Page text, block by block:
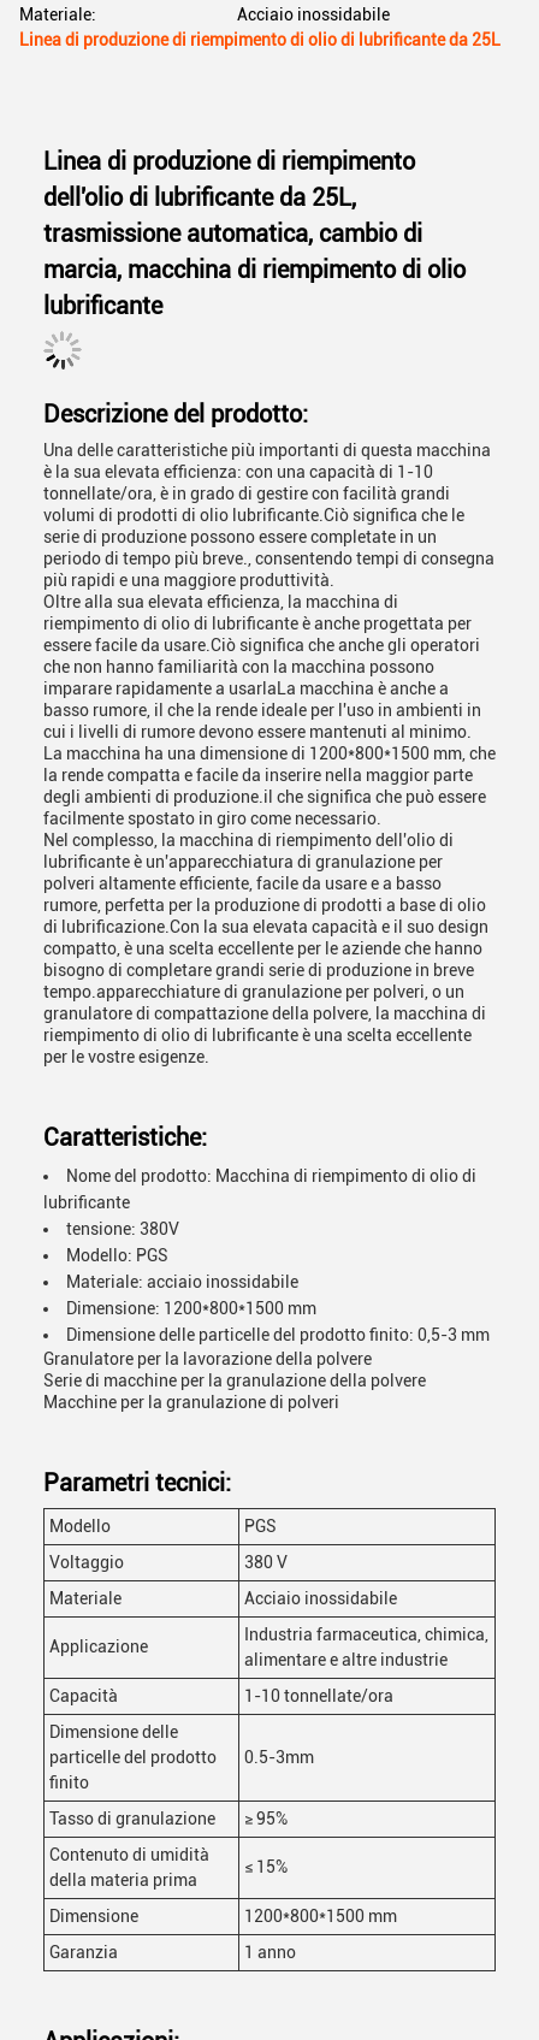
Materiale:
Acciaio inossidabile
Linea di produzione di riempimento di olio di lubrificante da 25L
Linea di produzione di riempimento
dell'olio di lubrificante da 25L,
trasmissione automatica, cambio di
marcia, macchina di riempimento di olio
lubrificante
Descrizione del prodotto:
Una delle caratteristiche più importanti di questa macchina
è la sua elevata efficienza: con una capacità di 1-10
tonnellate/ora, è in grado di gestire con facilità grandi
volumi di prodotti di olio lubrificante.Ciò significa che le
serie di produzione possono essere completate in un
periodo di tempo più breve., consentendo tempi di consegna
più rapidi e una maggiore produttività.
Oltre alla sua elevata efficienza, la macchina di
riempimento di olio di lubrificante è anche progettata per
essere facile da usare.Ciò significa che anche gli operatori
che non hanno familiarità con la macchina possono
imparare rapidamente a usarlaLa macchina è anche a
basso rumore, il che la rende ideale per l'uso in ambienti in
cui i livelli di rumore devono essere mantenuti al minimo.
La macchina ha una dimensione di 1200*800*1500 mm, che
la rende compatta e facile da inserire nella maggior parte
degli ambienti di produzione.il che significa che può essere
facilmente spostato in giro come necessario.
Nel complesso, la macchina di riempimento dell'olio di
lubrificante è un'apparecchiatura di granulazione per
polveri altamente efficiente, facile da usare e a basso
rumore, perfetta per la produzione di prodotti a base di olio
di lubrificazione.Con la sua elevata capacità e il suo design
compatto, è una scelta eccellente per le aziende che hanno
bisogno di completare grandi serie di produzione in breve
tempo.apparecchiature di granulazione per polveri, o un
granulatore di compattazione della polvere, la macchina di
riempimento di olio di lubrificante è una scelta eccellente
per le vostre esigenze.
Caratteristiche:
Nome del prodotto: Macchina di riempimento di olio di
lubrificante
tensione: 380V
Modello: PGS
Materiale: acciaio inossidabile
Dimensione: 1200*800*1500 mm
Dimensione delle particelle del prodotto finito: 0,5-3 mm
Granulatore per la lavorazione della polvere
Serie di macchine per la granulazione della polvere
Macchine per la granulazione di polveri
Parametri tecnici:
Modello
PGS
Voltaggio
380 V
Materiale
Acciaio inossidabile
Applicazione
Industria farmaceutica, chimica,
alimentare e altre industrie
Capacità
1-10 tonnellate/ora
Dimensione delle
particelle del prodotto
finito
0.5-3mm
Tasso di granulazione
≥ 95%
Contenuto di umidità
della materia prima
≤ 15%
Dimensione
1200*800*1500 mm
Garanzia
1 anno